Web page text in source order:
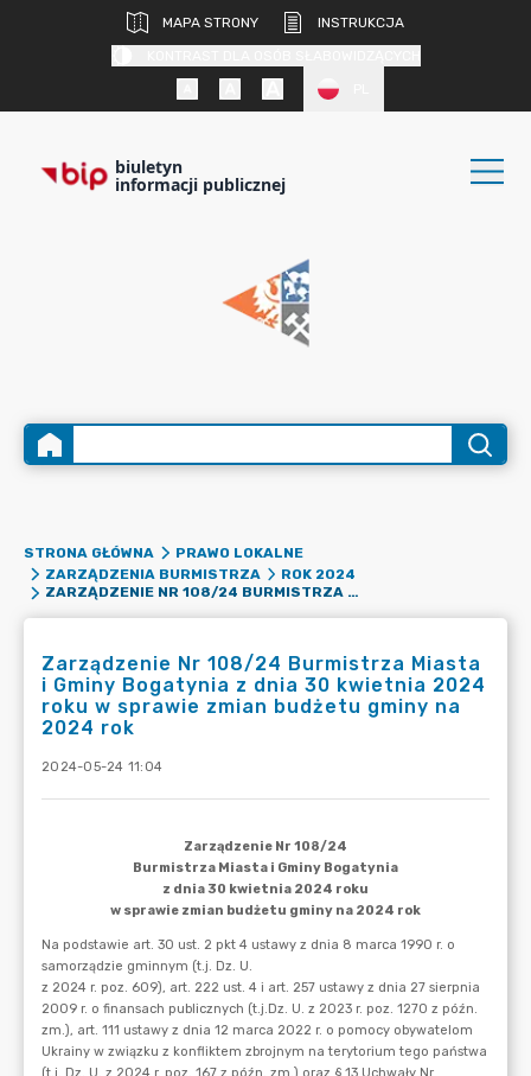
MAPA STRONY
INSTRUKCJA
biuletyn
informacji publicznej
STRONA GŁÓWNA
PRAWO LOKALNE
ZARZĄDZENIA BURMISTRZA
ROK 2024
ZARZĄDZENIE NR 108/24 BURMISTRZA MIASTA I GMINY BOGATYNIA Z DNIA 30 KWIETNIA 2024 ROKU W SPRAWIE ZMIAN BUDŻETU GMINY NA 2024 ROK
Zarządzenie Nr 108/24 Burmistrza Miasta
i Gminy Bogatynia z dnia 30 kwietnia 2024
roku w sprawie zmian budżetu gminy na
2024 rok
2024-05-24 11:04